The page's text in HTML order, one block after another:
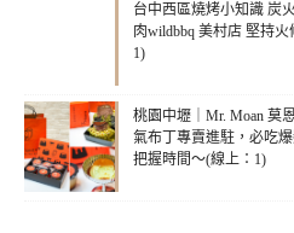
台中西區燒烤小知識 炭
肉wildbbq 美村店 堅持
1)
桃園中壢｜Mr. Moan 莫
氣布丁專賣進駐，必吃
把握時間～(線上：1)